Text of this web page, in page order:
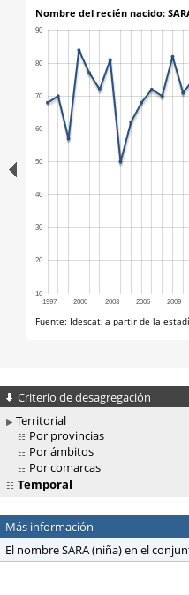
Criterio de desagregación
Territorial
Por provincias
Por ámbitos
Por comarcas
Temporal
Más información
El nombre SARA (niña) en el